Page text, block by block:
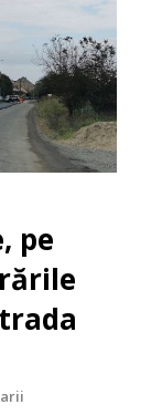
pe